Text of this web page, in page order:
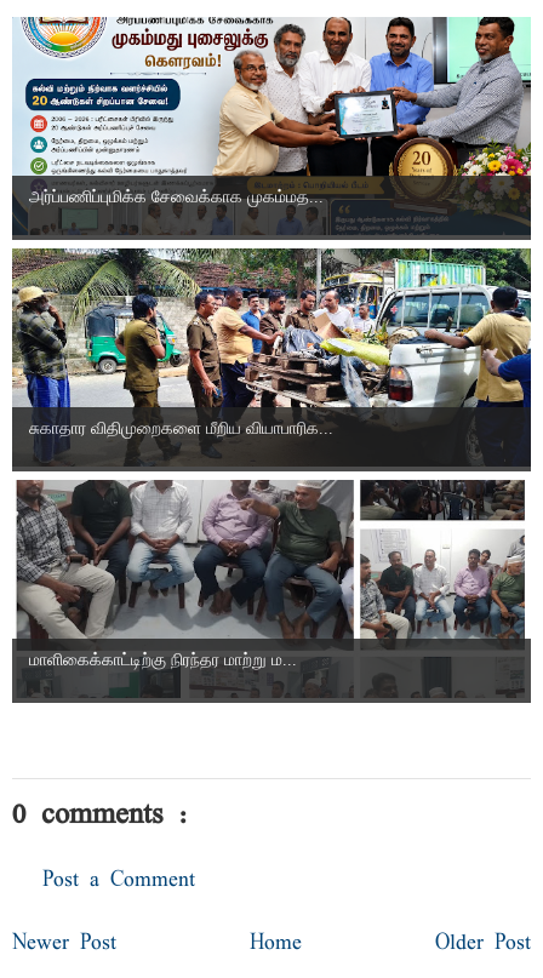
அர்ப்பணிப்புமிக்க சேவைக்காக முகம்மத...
சுகாதார விதிமுறைகளை மீறிய வியாபாரிக...
மாளிகைக்காட்டிற்கு நிரந்தர மாற்று ம...
0 comments :
Post a Comment
Newer Post Older Post
Home